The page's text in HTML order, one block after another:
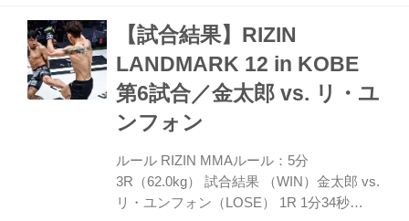
連打。吉田がガードに戻してもパスしてサ
ても鉄槌、ヒジを連打で落として勝利し
た。 勝利者コメント 「みなさん、こんに
ちは。ちょっとこれじゃ満足いかないの
で、年末も戦わせて頂ければと思います。
いつも支えてくれているみな...
【試合結果】RIZIN
LANDMARK 12 in KOBE
第6試合／金太郎 vs. リ・ユ
ンフォン
ルール RIZIN MMAルール：5分
3R（62.0kg） 試合結果 （WIN）金太郎 vs.
リ・ユンフォン（LOSE） 1R 1分34秒